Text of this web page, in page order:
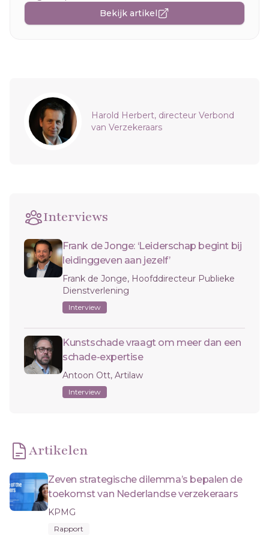
Bekijk artikel
Sidebar
Harold Herbert, directeur Verbond
van Verzekeraars
Interviews
Frank de Jonge: ‘Leiderschap begint bij
leidinggeven aan jezelf’
Frank de Jonge, Hoofddirecteur Publieke
Dienstverlening
Interview
Kunstschade vraagt om meer dan een
schade-expertise
Antoon Ott, Artilaw
Interview
Artikelen
Zeven strategische dilemma’s bepalen de
toekomst van Nederlandse verzekeraars
KPMG
Rapport